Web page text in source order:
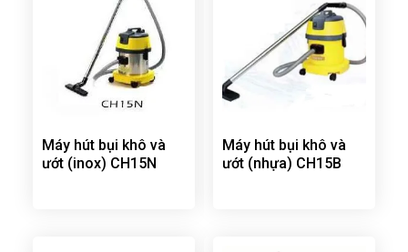
Máy hút bụi khô và
ướt (inox) CH15N
Máy hút bụi khô và
ướt (nhựa) CH15B